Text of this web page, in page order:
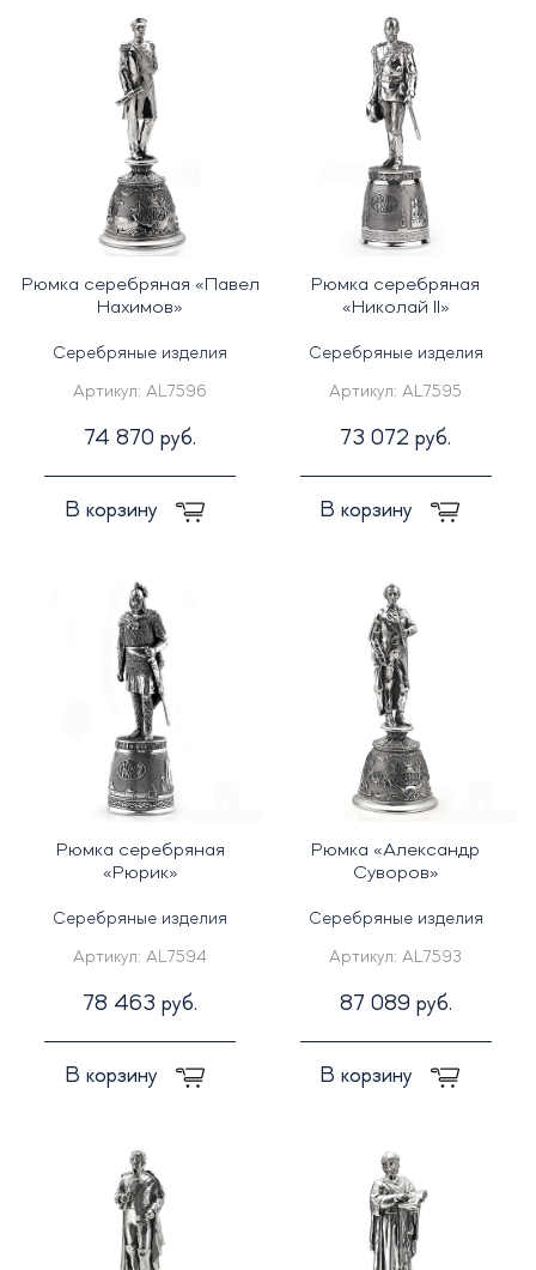
Рюмка серебряная «Павел
Нахимов»
Серебряные изделия
Артикул:AL7596
74 870 руб.
В корзину
Рюмка серебряная
«Николай II»
Серебряные изделия
Артикул:AL7595
73 072 руб.
В корзину
Рюмка серебряная
«Рюрик»
Серебряные изделия
Артикул:AL7594
78 463 руб.
В корзину
Рюмка «Александр
Суворов»
Серебряные изделия
Артикул:AL7593
87 089 руб.
В корзину